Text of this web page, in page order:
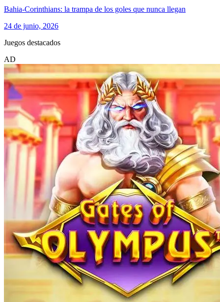
Bahia-Corinthians: la trampa de los goles que nunca llegan
24 de junio, 2026
Juegos destacados
AD